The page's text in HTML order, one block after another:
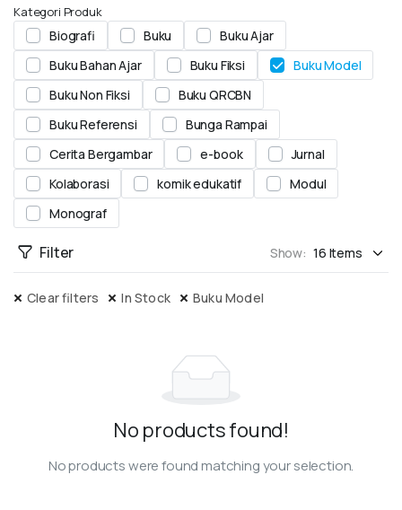
Kategori Produk
Biografi Buku
Buku Ajar
Buku Bahan Ajar
Buku Fiksi
Buku Model
Buku Non Fiksi
Buku QRCBN
Buku Referensi
Bunga Rampai
Cerita Bergambar
e-book
Jurnal
Kolaborasi
komik edukatif
Modul
Monograf
Filter Show:
Clear filters In Stock Buku Model
No products found!
No products were found matching your selection.